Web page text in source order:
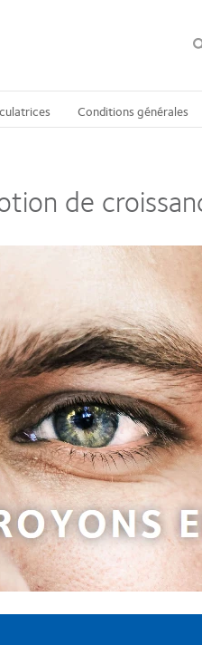
Conditions générales
de